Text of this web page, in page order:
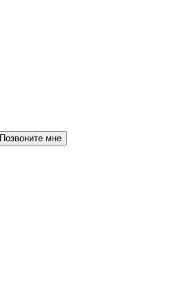
Позвоните мне